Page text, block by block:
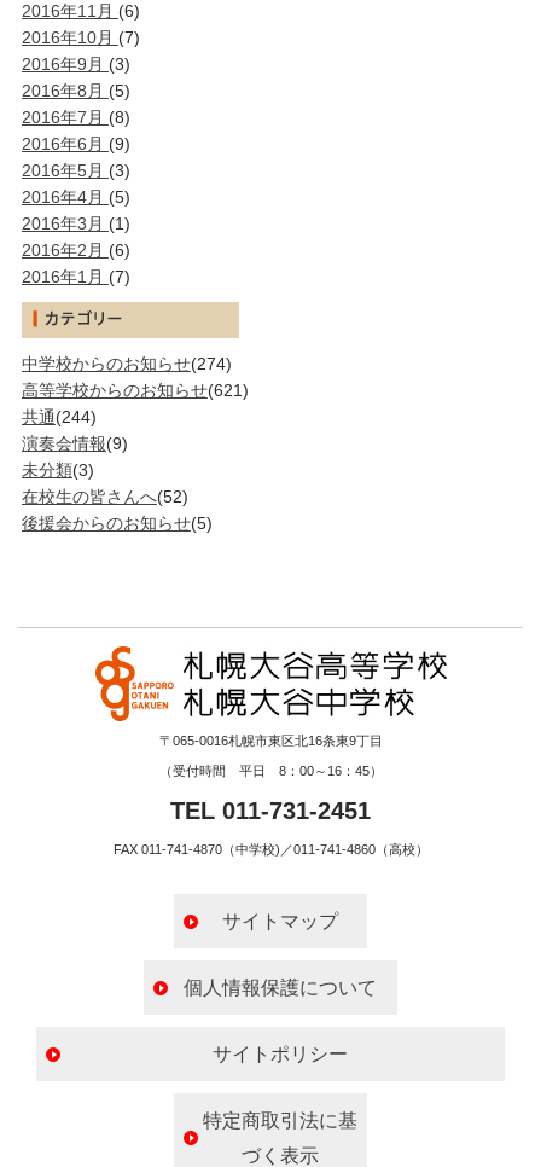
2016年11月 (6)
2016年10月 (7)
2016年9月 (3)
2016年8月 (5)
2016年7月 (8)
2016年6月 (9)
2016年5月 (3)
2016年4月 (5)
2016年3月 (1)
2016年2月 (6)
2016年1月 (7)
中学校からのお知らせ(274)
高等学校からのお知らせ(621)
共通(244)
演奏会情報(9)
未分類(3)
在校生の皆さんへ(52)
後援会からのお知らせ(5)
〒065-0016札幌市東区北16条東9丁目
（受付時間 平日 8：00～16：45）
TEL 011-731-2451
FAX 011-741-4870（中学校)／011-741-4860（高校）
サイトマップ
個人情報保護について
サイトポリシー
特定商取引法に基
づく表示